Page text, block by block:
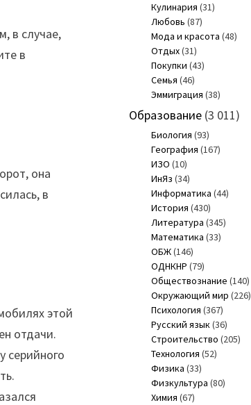
в случае,
в
она
в
этой
отдачи.
серийного
Кулинария (31)
Любовь (87)
Мода и красота (48)
Отдых(31)
Покупки (43)
Семья (46)
Эммиграция (38)
Образование(3 011)
Биология (93)
География (167)
ИЗО (10)
ИнЯз (34)
Информатика (44)
История (430)
Литература (345)
Математика (33)
ОБЖ(146)
ОДНКНР (79)
Обществознание (140)
Окружающий мир (226)
Психология (367)
Русский язык(36)
Строительство (205)
Технология (52)
Физика (33)
Физкультура (80)
Химия (67)